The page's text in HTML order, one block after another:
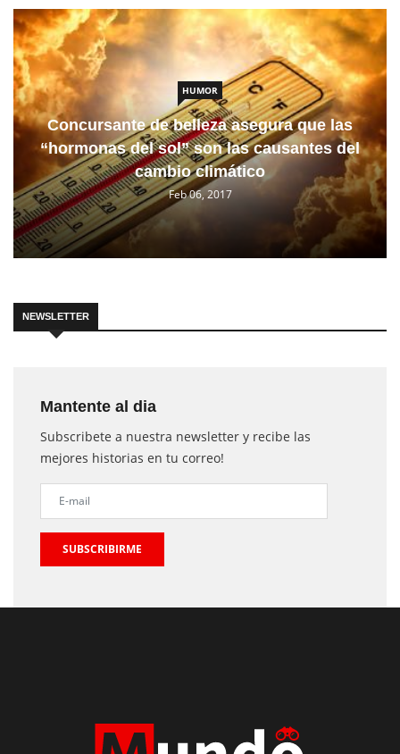
HUMOR
Concursante de belleza asegura que las
“hormonas del sol” son las causantes del
cambio climático
Feb 06, 2017
NEWSLETTER
Mantente al dia
Subscribete a nuestra newsletter y recibe las
mejores historias en tu correo!
SUBSCRIBIRME